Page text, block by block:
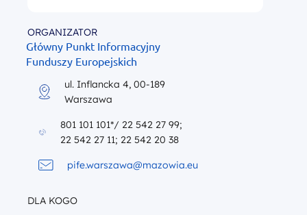
DLA KOGO
ORGANIZATOR
Główny Punkt Informacyjny
Funduszy Europejskich
ul. Inflancka 4, 00-189
Warszawa
801 101 101*/ 22 542 27 99;
22 542 27 11; 22 542 20 38
pife.warszawa@mazowia.eu